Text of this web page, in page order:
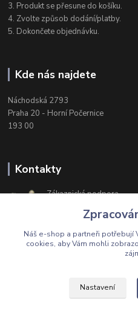
3. Produkt se přesune do košíku.
4. Zvolte způsob dodání/platby.
5. Dokončete objednávku.
Kde nás najdete
Náchodská 2793
Praha 20 - Horní Počernice
193 00
Kontakty
Zákaznická podpora
+420 603 174 975
Po-Čt, 8-16 hod. Pá 8-14
Upravit
Náš e-shop a partneři potřebují
cookies, aby Vám mohli
Nastavení